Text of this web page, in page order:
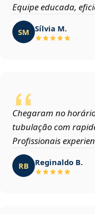
Equipe educada,
SM Sílvia M.
Chegaram no
tubulação com
Profissionais
RB Reginaldo B.